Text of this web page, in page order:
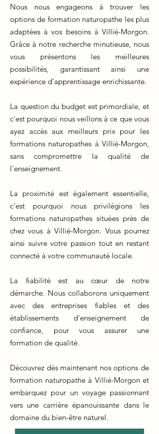
Nous nous engageons à trouver les
options de formation naturopathe les plus
adaptées à vos besoins à Villié-Morgon.
Grâce à notre recherche minutieuse, nous
vous présentons les meilleures
possibilités, garantissant ainsi une
expérience d'apprentissage enrichissante.
La question du budget est primordiale, et
c'est pourquoi nous veillons à ce que vous
ayez accès aux meilleurs prix pour les
formations naturopathes à Villié-Morgon,
sans compromettre la qualité de
l'enseignement.
La proximité est également essentielle,
c'est pourquoi nous privilégions les
formations naturopathes situées près de
chez vous à Villié-Morgon. Vous pourrez
ainsi suivre votre passion tout en restant
connecté à votre communauté locale.
La fiabilité est au cœur de notre
démarche. Nous collaborons uniquement
avec des entreprises fiables et des
établissements d'enseignement de
confiance, pour vous assurer une
formation de qualité.
Découvrez dès maintenant nos options de
formation naturopathe à Villié-Morgon et
embarquez pour un voyage passionnant
vers une carrière épanouissante dans le
domaine du bien-être naturel.